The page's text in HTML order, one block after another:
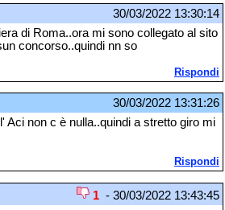
30/03/2022 13:30:14
di Roma..ora mi sono collegato al sito
concorso..quindi nn so
Rispondi
30/03/2022 13:31:26
Aci non c è nulla..quindi a stretto giro mi
Rispondi
1 - 30/03/2022 13:43:45